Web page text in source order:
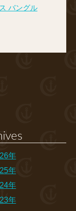
バングル
年
年
年
年